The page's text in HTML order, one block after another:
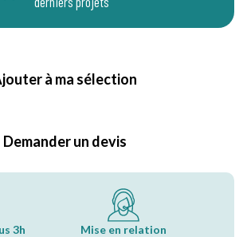
à ma sélection
Demander un devis
3h
Mise en relation